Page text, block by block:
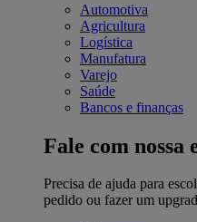
Automotiva
Agricultura
Logística
Manufatura
Varejo
Saúde
Bancos e finanças
Fale com nossa
Precisa de ajuda para
pedido ou fazer um